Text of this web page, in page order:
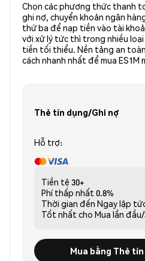
Chọn các phương thức thanh
ghi nợ, chuyển khoản ngân
thứ ba để nạp tiền vào tài
với xử lý tức thì trong nhiều
tiền tối thiểu. Nền tảng an
cách nhanh nhất để mua ES1M
Thẻ tín dụng/Ghi nợ
Hỗ trợ:
Tiền tệ 30+
Phí thấp nhất 0.8%
Thời gian đến Ngay lập
Tốt nhất cho Mua lần
Mua bằng Thẻ